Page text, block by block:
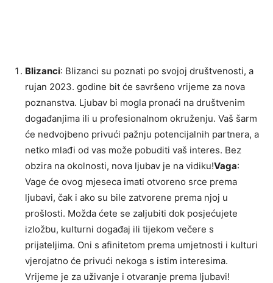
Blizanci: Blizanci su poznati po svojoj društvenosti, a
rujan 2023. godine bit će savršeno vrijeme za nova
poznanstva. Ljubav bi mogla pronaći na društvenim
događanjima ili u profesionalnom okruženju. Vaš šarm
će nedvojbeno privući pažnju potencijalnih partnera, a
netko mlađi od vas može pobuditi vaš interes. Bez
obzira na okolnosti, nova ljubav je na vidiku!Vaga:
Vage će ovog mjeseca imati otvoreno srce prema
ljubavi, čak i ako su bile zatvorene prema njoj u
prošlosti. Možda ćete se zaljubiti dok posjećujete
izložbu, kulturni događaj ili tijekom večere s
prijateljima. Oni s afinitetom prema umjetnosti i kulturi
vjerojatno će privući nekoga s istim interesima.
Vrijeme je za uživanje i otvaranje prema ljubavi!